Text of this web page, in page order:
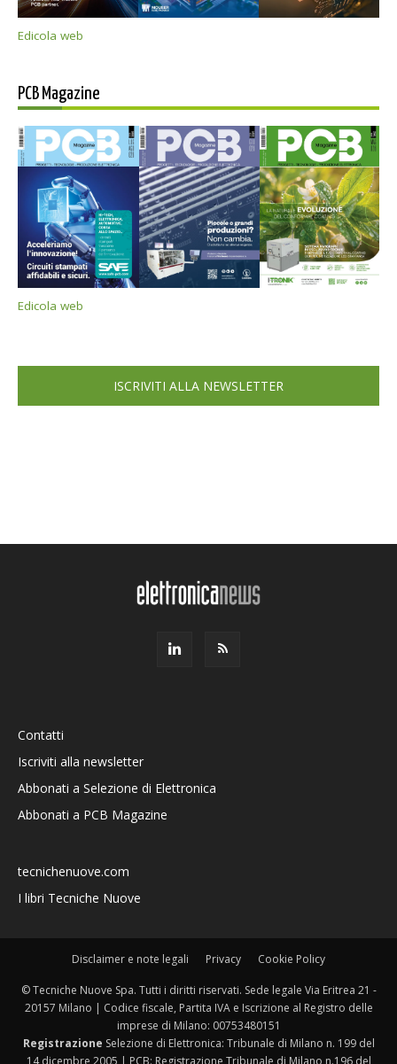
Edicola web
PCB Magazine
Edicola web
ISCRIVITI ALLA NEWSLETTER
Contatti
Iscriviti alla newsletter
Abbonati a Selezione di Elettronica
Abbonati a PCB Magazine
tecnichenuove.com
I libri Tecniche Nuove
Disclaimer e note legali Privacy Cookie Policy
© Tecniche Nuove Spa. Tutti i diritti riservati. Sede legale Via Eritrea 21 -
20157 Milano | Codice fiscale, Partita IVA e Iscrizione al Registro delle
imprese di Milano: 00753480151
Registrazione Selezione di Elettronica: Tribunale di Milano n. 199 del
14 dicembre 2005 | PCB: Registrazione Tribunale di Milano n.196 del